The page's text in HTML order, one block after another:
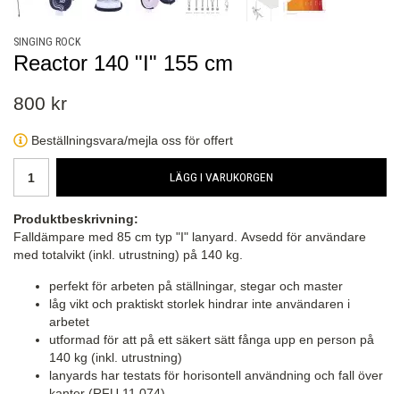
SINGING ROCK
Reactor 140 "I" 155 cm
800 kr
Beställningsvara/mejla oss för offert
LÄGG I VARUKORGEN
Produktbeskrivning:
Falldämpare med 85 cm typ "I" lanyard. Avsedd för användare
med totalvikt (inkl. utrustning) på 140 kg.
perfekt för arbeten på ställningar, stegar och master
låg vikt och praktiskt storlek hindrar inte användaren i
arbetet
utformad för att på ett säkert sätt fånga upp en person på
140 kg (inkl. utrustning)
lanyards har testats för horisontell användning och fall över